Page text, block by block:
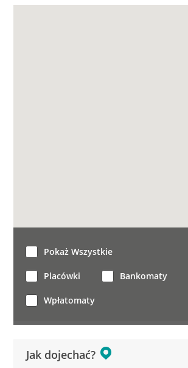
Jak dojechać?
Pokaż Wszystkie
Placówki Bankomaty
Wpłatomaty